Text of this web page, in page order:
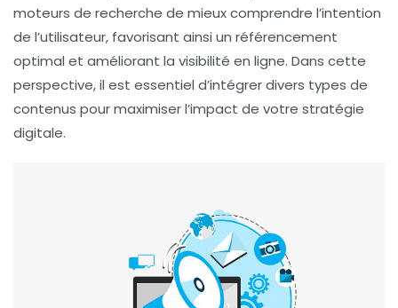
moteurs de recherche de mieux comprendre l’intention
de l’utilisateur, favorisant ainsi un référencement
optimal et améliorant la visibilité en ligne. Dans cette
perspective, il est essentiel d’intégrer divers types de
contenus pour maximiser l’impact de votre stratégie
digitale.